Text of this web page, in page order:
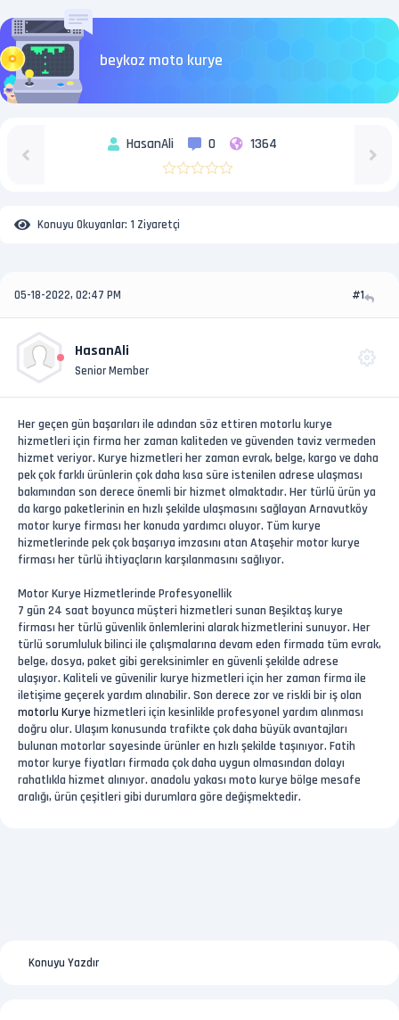
beykoz moto kurye
HasanAli 0 1364
Konuyu Okuyanlar: 1 Ziyaretçi
05-18-2022, 02:47 PM #1
HasanAli
Senior Member
Her geçen gün başarıları ile adından söz ettiren motorlu kurye
hizmetleri için firma her zaman kaliteden ve güvenden taviz vermeden
hizmet veriyor. Kurye hizmetleri her zaman evrak, belge, kargo ve daha
pek çok farklı ürünlerin çok daha kısa süre istenilen adrese ulaşması
bakımından son derece önemli bir hizmet olmaktadır. Her türlü ürün ya
da kargo paketlerinin en hızlı şekilde ulaşmasını sağlayan Arnavutköy
motor kurye firması her konuda yardımcı oluyor. Tüm kurye
hizmetlerinde pek çok başarıya imzasını atan Ataşehir motor kurye
firması her türlü ihtiyaçların karşılanmasını sağlıyor.
Motor Kurye Hizmetlerinde Profesyonellik
7 gün 24 saat boyunca müşteri hizmetleri sunan Beşiktaş kurye
firması her türlü güvenlik önlemlerini alarak hizmetlerini sunuyor. Her
türlü sorumluluk bilinci ile çalışmalarına devam eden firmada tüm evrak,
belge, dosya, paket gibi gereksinimler en güvenli şekilde adrese
ulaşıyor. Kaliteli ve güvenilir kurye hizmetleri için her zaman firma ile
iletişime geçerek yardım alınabilir. Son derece zor ve riskli bir iş olan
motorlu Kurye hizmetleri için kesinlikle profesyonel yardım alınması
doğru olur. Ulaşım konusunda trafikte çok daha büyük avantajları
bulunan motorlar sayesinde ürünler en hızlı şekilde taşınıyor. Fatih
motor kurye fiyatları firmada çok daha uygun olmasından dolayı
rahatlıkla hizmet alınıyor. anadolu yakası moto kurye bölge mesafe
aralığı, ürün çeşitleri gibi durumlara göre değişmektedir.
Konuyu Yazdır